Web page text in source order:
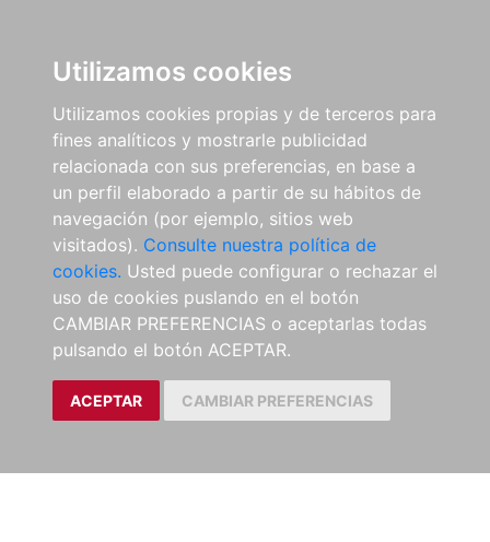
Utilizamos cookies
Utilizamos cookies propias y de terceros para
fines analíticos y mostrarle publicidad
relacionada con sus preferencias, en base a
un perfil elaborado a partir de su hábitos de
navegación (por ejemplo, sitios web
visitados). Consulte nuestra política de
cookies. Usted puede configurar o rechazar el
uso de cookies puslando en el botón
CAMBIAR PREFERENCIAS o aceptarlas todas
pulsando el botón ACEPTAR.
ACEPTAR CAMBIAR PREFERENCIAS